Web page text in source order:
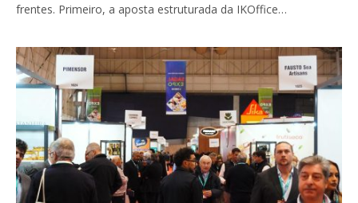
frentes. Primeiro, a aposta estruturada da IKOffice…